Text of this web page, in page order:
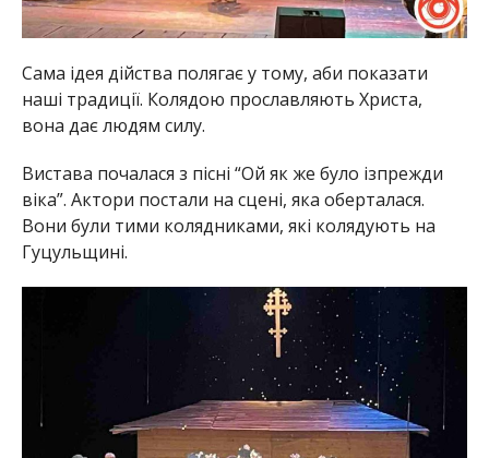
Сама ідея дійства полягає у тому, аби показати
наші традиції. Колядою прославляють Христа,
вона дає людям силу.
Вистава почалася з пісні “Ой як же було ізпрежди
віка”. Актори постали на сцені, яка оберталася.
Вони були тими колядниками, які колядують на
Гуцульщині.